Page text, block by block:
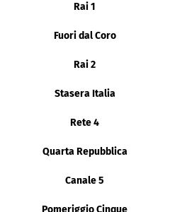
Rai 1
Fuori dal Coro
Rai 2
Stasera Italia
Rete 4
Quarta Repubblica
Canale 5